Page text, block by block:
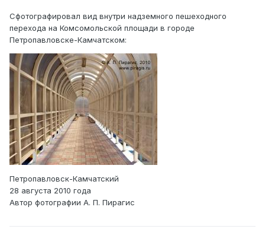
Сфотографировал вид внутри надземного пешеходного
перехода на Комсомольской площади в городе
Петропавловске-Камчатском:
Петропавловск-Камчатский
28 августа 2010 года
Автор фотографии А. П. Пирагис